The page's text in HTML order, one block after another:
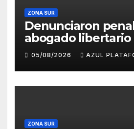
ZONA SUR
Denunciaron
abogado libertario
propuso tirar
el Gran Buenos
05/08/2026 AZUL
ZONA SUR